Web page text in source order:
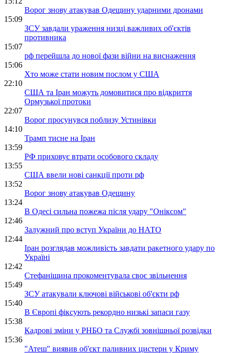
Ворог знову атакував Одещину ударними дронами
15:09
ЗСУ завдали ураження низці важливих об'єктів
противника
15:07
рф перейшла до нової фази війни на виснаження
15:06
Хто може стати новим послом у США
22:10
США та Іран можуть домовитися про відкриття
Ормузької протоки
22:07
Ворог просунувся поблизу Устинівки
14:10
Трамп тисне на Іран
13:59
РФ приховує втрати особового складу
13:55
США ввели нові санкції проти рф
13:52
Ворог знову атакував Одещину
13:24
В Одесі сильна пожежа після удару "Оніксом"
12:46
Залужний про вступ України до НАТО
12:44
Іран розглядав можливість завдати ракетного удару по
Україні
12:42
Стефанішина прокоментувала своє звільнення
15:49
ЗСУ атакували ключові військові об'єкти рф
15:40
В Європі фіксують рекордно низькі запаси газу
15:38
Кадрові зміни у РНБО та Службі зовнішньої розвідки
15:36
"Атеш" виявив об'єкт паливних цистерн у Криму